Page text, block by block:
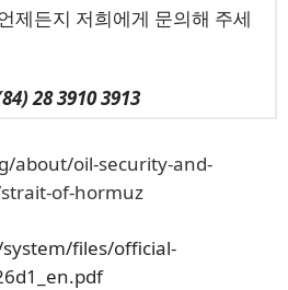
제든지 저희에게 문의해 주세
28 3910 3913
about/oil-security-and-
of-hormuz
files/official-